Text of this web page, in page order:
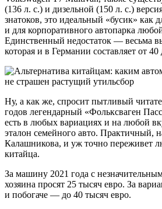
(136 л. с.) и дизельной (150 л. с.)
знатоков, это идеальный «бусик» как
и для корпоративного автопарка
Единственный недостаток — весьма
которая и в Германии составляет от
Ну, а как же, спросит пытливый
годов легендарный «Фольксваген
есть в любых вариациях и на любой
эталон семейного авто. Практичный,
Калашникова, и уж точно переживет
китайца.
За машину 2021 года с
хозяина просят 25 тысяч евро. За
и побогаче — до 40 тысяч евро.